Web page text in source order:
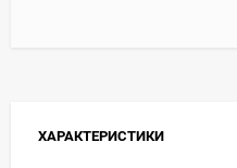
ХАРАКТЕРИСТИКИ